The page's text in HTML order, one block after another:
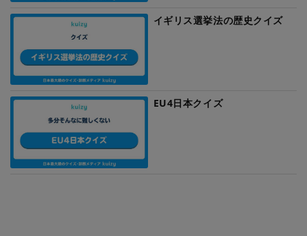
イギリス選挙法の歴史クイズ
EU4日本クイズ